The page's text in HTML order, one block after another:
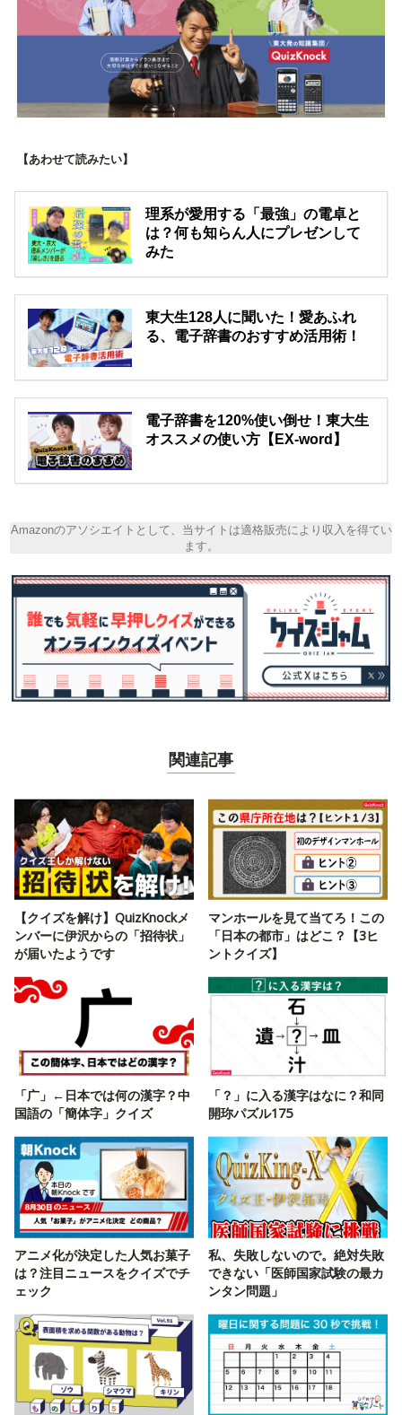
【あわせて読みたい】
理系が愛用する「最強」の電卓と
は？何も知らん人にプレゼンして
みた
東大生128人に聞いた！愛あふれ
る、電子辞書のおすすめ活用術！
電子辞書を120%使い倒せ！東大生
オススメの使い方【EX-word】
Amazonのアソシエイトとして、当サイトは適格販売により収入を得てい
ます。
関連記事
【クイズを解け】QuizKnockメ
ンバーに伊沢からの「招待状」
が届いたようです
マンホールを見て当てろ！この
「日本の都市」はどこ？【3ヒ
ントクイズ】
「广」←日本では何の漢字？中
国語の「簡体字」クイズ
「？」に入る漢字はなに？和同
開珎パズル175
アニメ化が決定した人気お菓子
は？注目ニュースをクイズでチ
ェック
私、失敗しないので。絶対失敗
できない「医師国家試験の最カ
ンタン問題」